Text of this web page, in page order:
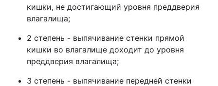
кишки, не достигающий уровня преддверия
влагалища;
2 степень - выпячивание стенки прямой
кишки во влагалище доходит до уровня
преддверия влагалища;
3 степень - выпячивание передней стенки